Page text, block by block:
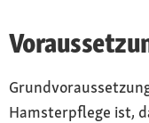
Hamsterpflege ist,